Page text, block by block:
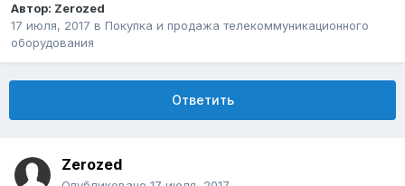
Автор: Zerozed
17 июля, 2017 в Покупка и продажа телекоммуникационного
оборудования
Ответить
Zerozed